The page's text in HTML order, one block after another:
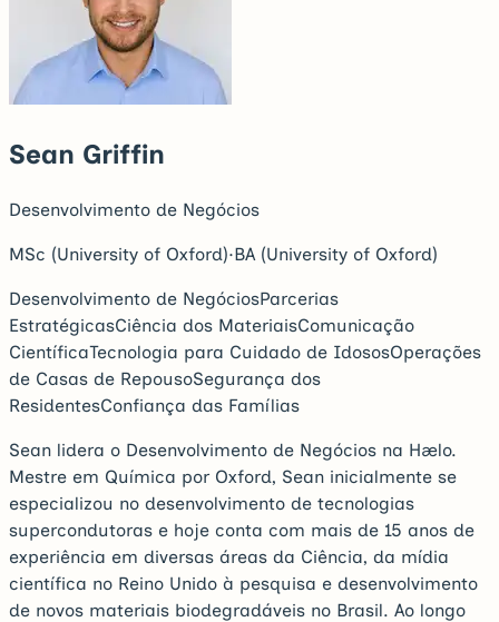
Sean Griffin
Desenvolvimento de Negócios
MSc (University of Oxford)·BA (University of Oxford)
Desenvolvimento de NegóciosParcerias
EstratégicasCiência dos MateriaisComunicação
CientíficaTecnologia para Cuidado de IdososOperações
de Casas de RepousoSegurança dos
ResidentesConfiança das Famílias
Sean lidera o Desenvolvimento de Negócios na Hælo.
Mestre em Química por Oxford, Sean inicialmente se
especializou no desenvolvimento de tecnologias
supercondutoras e hoje conta com mais de 15 anos de
experiência em diversas áreas da Ciência, da mídia
científica no Reino Unido à pesquisa e desenvolvimento
de novos materiais biodegradáveis no Brasil. Ao longo